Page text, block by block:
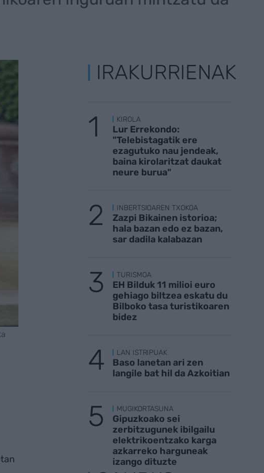
IRAKURRIENAK
KIROLA
Lur Errekondo:
"Telebistagatik ere
ezagutuko nau jendeak,
baina kirolaritzat daukat
neure burua"
INBERTSIOAREN TXOKOA
Zazpi Bikainen istorioa;
hala bazan edo ez bazan,
sar dadila kalabazan
TURISMOA
EH Bilduk 11 milioi euro
gehiago biltzea eskatu du
Bilboko tasa turistikoaren
bidez
LAN ISTRIPUAK
Baso lanetan ari zen
langile bat hil da Azkoitian
MUGIKORTASUNA
Gipuzkoako sei
zerbitzugunek ibilgailu
elektrikoentzako karga
azkarreko harguneak
izango dituzte